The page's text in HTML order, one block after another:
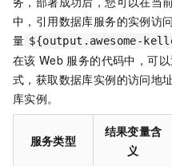
中，引用数据库服务的实例访
量 ${output.awesome-
在该 Web 服务的代码中，可
式，获取数据库实例的访问地
库实例。
服务类型
结果变量含
义